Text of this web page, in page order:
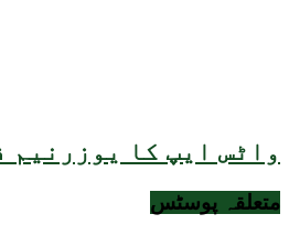
واٹس ایپ کا یوزرنیم
متعلقہ پوسٹس